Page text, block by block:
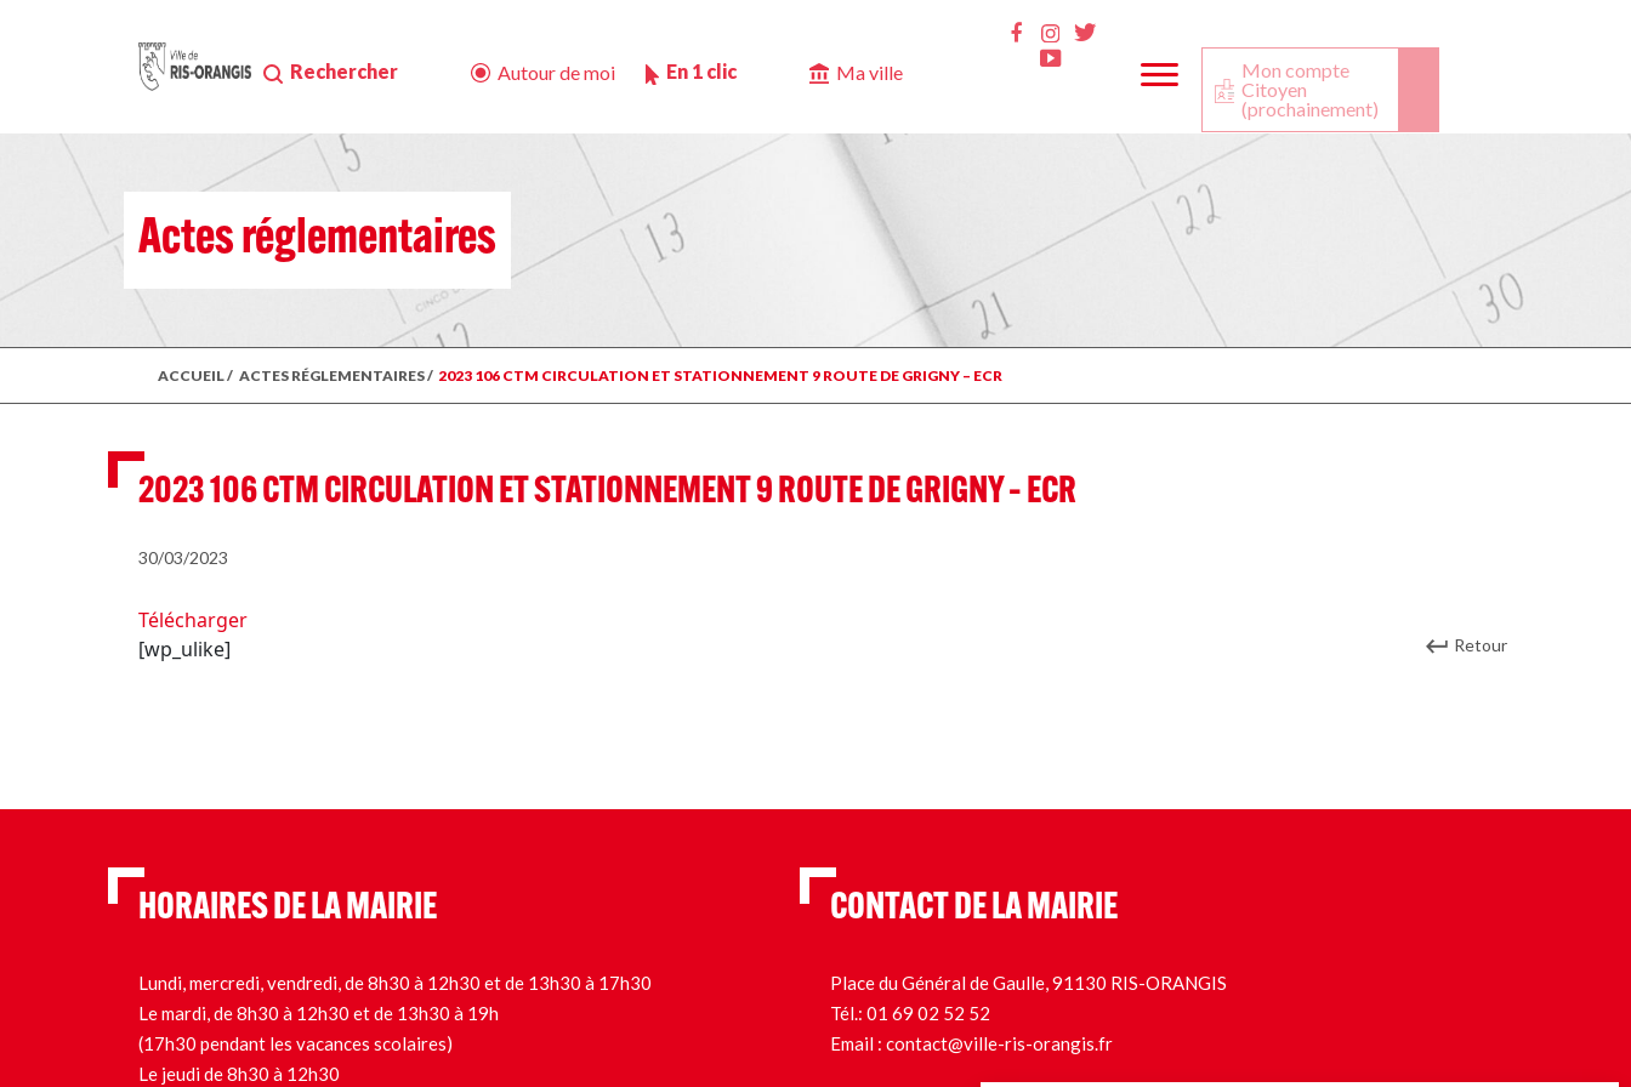
Rechercher Autour de moi En 1 clic Ma ville
Facebook
InstaTwitter
Youtube
Mon compte
Citoyen
(prochainement)
Actes réglementaires
ACCUEIL/ ACTES RÉGLEMENTAIRES/ 2023 106 CTM CIRCULATION ET STATIONNEMENT 9 ROUTE DE GRIGNY – ECR
2023 106 CTM CIRCULATION ET STATIONNEMENT 9 ROUTE DE GRIGNY – ECR
30/03/2023
Télécharger
[wp_ulike]
Retour
HORAIRES DE LA MAIRIE
Lundi, mercredi, vendredi, de 8h30 à 12h30 et de 13h30 à 17h30
Le mardi, de 8h30 à 12h30 et de 13h30 à 19h
(17h30 pendant les vacances scolaires)
Le jeudi de 8h30 à 12h30
CONTACT DE LA MAIRIE
Place du Général de Gaulle, 91130 RIS-ORANGIS
Tél.: 01 69 02 52 52
Email : contact@ville-ris-orangis.fr